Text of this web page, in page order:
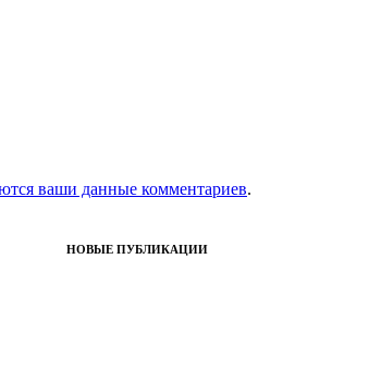
ваши данные комментариев.
НОВЫЕ ПУБЛИКАЦИИ